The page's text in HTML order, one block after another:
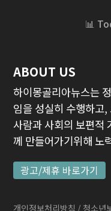
📊
ABOUT US
하이몽골리아뉴스는
임을 성실히 수행하고
사람과 사회의 보편적
께 만들어가기위해 노
광고/제휴 바로가기
개인정보처리방침 / 청소년